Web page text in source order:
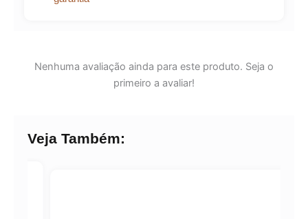
Nenhuma avaliação ainda para este produto. Seja o
primeiro a avaliar!
Veja Também: